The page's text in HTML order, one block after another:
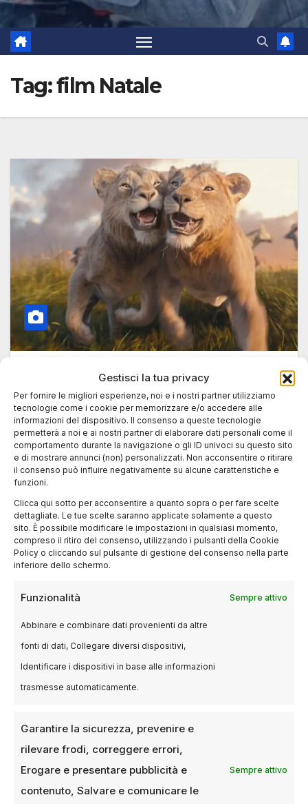
Gestisci la tua privacy
Per fornire le migliori esperienze, noi e i nostri partner utilizziamo
tecnologie come i cookie per memorizzare e/o accedere alle
informazioni del dispositivo. Il consenso a queste tecnologie
permetterà a noi e ai nostri partner di elaborare dati personali come il
comportamento durante la navigazione o gli ID univoci su questo sito
e di mostrare annunci (non) personalizzati. Non acconsentire o ritirare
il consenso può influire negativamente su alcune caratteristiche e
funzioni.
Clicca qui sotto per acconsentire a quanto sopra o per fare scelte
dettagliate. Le tue scelte saranno applicate solamente a questo
sito. È possibile modificare le impostazioni in qualsiasi momento,
compreso il ritiro del consenso, utilizzando i pulsanti della Cookie
Policy o cliccando sul pulsante di gestione del consenso nella parte
inferiore dello schermo.
Funzionalità Sempre attivo
Abbinare e combinare dati provenienti da altre
fonti di dati, Collegare diversi dispositivi,
Identificare i dispositivi in base alle informazioni
trasmesse automaticamente.
Garantire la sicurezza, prevenire e
rilevare frodi, correggere errori,
Erogare e presentare pubblicità e
contenuto, Salvare e comunicare le
Sempre attivo
Tag:film Natale
Mufasa: Il re leone domina il
botteghino natalizio con incassi da
record
31 DICEMBRE 2024 LUCA TALOTTA
L’animazione Disney guida il weekend festivo al
e la commedia italiana si contendono il…